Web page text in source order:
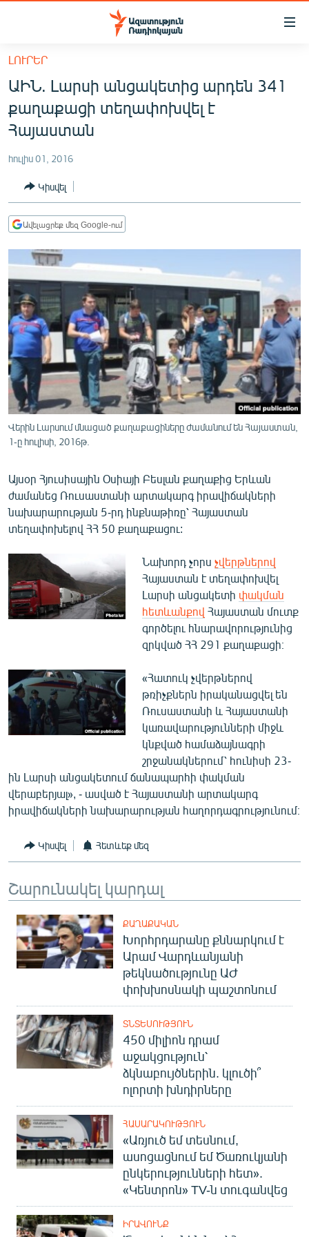
Մատչելիության
հիմնական
բովանդակությանը
հիմնական
մենյուին
ՔԱՂԱՔԱԿԱՆ
ՀԱՍԱՐԱԿՈՒԹՅՈՒՆ
ՏՆՏԵՍՈՒԹՅՈՒՆ
ՂԱՐԱԲԱՂ
ՊԱՏԵՐԱԶՄԻ 6 ՇԱԲԱԹՆԵՐԸ
ՏԱՐԱԾԱՇՐՋԱՆ
ՄԻՋԱԶԳԱՅԻՆ
ՄՇԱԿՈՒՅԹ
ՍՊՈՐՏ
ՄԵԿՆԱԲԱՆՈՒԹՅՈՒՆ
ԿՈՐՈՆԱՎԻՐՈՒՍ
ՏԵՍԱՆՅՈՒԹԵՐ
ԲԱՆԱՎԵՃ
ՓՈԴՔԱՍԹ
Հայերեն
ՀԵՏԵՎԵՔ ՄԵԶ
«Ազատության» բոլոր կայքերը
ԼՈՒՐԵՐ
ԱԻՆ. Լարսի անցակետից արդեն 341
քաղաքացի տեղափոխվել է
Հայաստան
հուլիս 01, 2016
Կիսվել
Ավելացրեք մեզ Google-ում
Վերին Լարսում մնացած քաղաքացիները ժամանում են Հայաստան,
1-ը հուլիսի, 2016թ.
Այսօր Հյուսիսային Օսիայի Բեսլան քաղաքից Երևան
ժամանեց Ռուսաստանի արտակարգ իրավիճակների
նախարարության 5-րդ ինքնաթիռը՝ Հայաստան
տեղափոխելով ՀՀ 50 քաղաքացու:
Նախորդ չորս չվերթներով
Հայաստան է տեղափոխվել
Լարսի անցակետի փակման
հետևանքով Հայաստան մուտք
գործելու հնարավորությունից
զրկված ՀՀ 291 քաղաքացի։
«Հատուկ չվերթներով
թռիչքներն իրականացվել են
Ռուսաստանի և Հայաստանի
կառավարությունների միջև
կնքված համաձայնագրի
շրջանակներում՝ հունիսի 23-
ին Լարսի անցակետում ճանապարհի փակման
վերաբերյալ», - ասված է Հայաստանի արտակարգ
իրավիճակների նախարարության հաղորդագրությունում։
Կիսվել Հետևեք մեզ
Շարունակել կարդալ
ՔԱՂԱՔԱԿԱՆ
Խորհրդարանը քննարկում է
Արամ Վարդևանյանի
թեկնածությունը ԱԺ
փոխխոսնակի պաշտոնում
ՏՆՏԵՍՈՒԹՅՈՒՆ
450 միլիոն դրամ
աջակցություն՝
ձկնաբույծներին. կլուծի՞
ոլորտի խնդիրները
ՀԱՍԱՐԱԿՈՒԹՅՈՒՆ
«Առյուծ եմ տեսնում,
ասոցացնում եմ Ծառուկյանի
ընկերությունների հետ».
«Կենտրոն» TV-ն տուգանվեց
ԻՐԱՎՈՒՆՔ